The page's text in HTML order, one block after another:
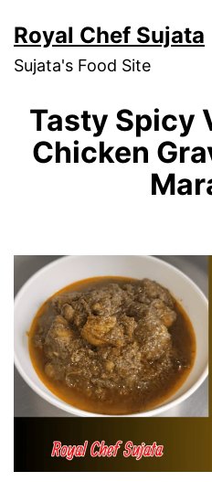
to
content
Royal Chef Sujata
Sujata's Food Site
Tasty Spicy
Chicken